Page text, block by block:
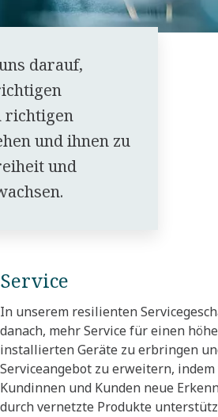
darauf,
richtigen
und ihnen zu
und
Service
In unserem resilienten
danach, mehr Service für einen
installierten Geräte zu erbringen
Serviceangebot zu erweitern,
Kundinnen und Kunden neue
durch vernetzte Produkte